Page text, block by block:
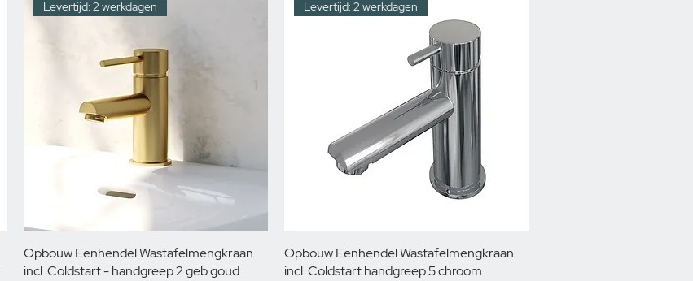
Levertijd: 2 werkdagen
Opbouw Eenhendel Wastafelmengkraan
incl. Coldstart - handgreep 2 geb goud
Levertijd: 2 werkdagen
Opbouw Eenhendel Wastafelmengkraan
incl. Coldstart handgreep 5 chroom